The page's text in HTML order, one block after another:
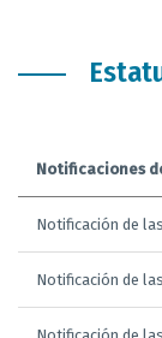
Notificaciones
Notificación de
Notificación de